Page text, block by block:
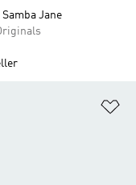
Jane